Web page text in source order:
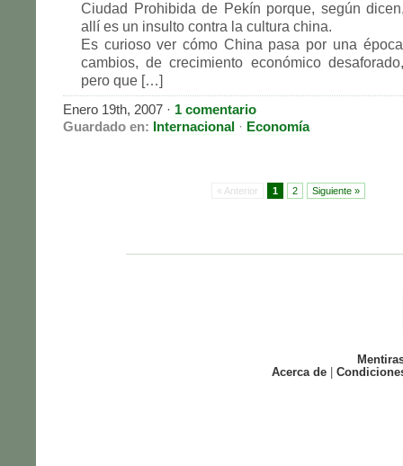
Ciudad Prohibida de Pekín porque, según
allí es un insulto contra la cultura china.
Es curioso ver cómo China pasa por una
cambios, de crecimiento económico
pero que […]
Enero 19th, 2007 · 1 comentario
Guardado en: Internacional · Economía
« Anterior 1 2 Siguiente »
Acerca de